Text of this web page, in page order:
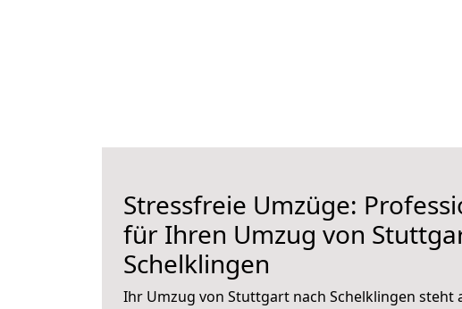
Stressfreie Umzüge:
für Ihren Umzug von
Schelklingen
Ihr Umzug von Stuttgart nach Schelklingen steht